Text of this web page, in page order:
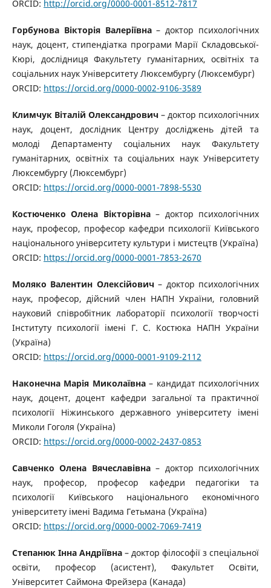
ORCID: http://orcid.org/0000-0001-8512-7817
Горбунова Вікторія Валеріївна– доктор психологічних
наук, доцент, стипендіатка програми Марії Складовської-
Кюрі, дослідниця Факультету гуманітарних, освітніх та
соціальних наук Університету Люксембургу (Люксембург)
ORCID: https://orcid.org/0000-0002-9106-3589
Климчук Віталій Олександрович – доктор психологічних
наук, доцент, дослідник Центру досліджень дітей та
молоді Департаменту соціальних наук Факультету
гуманітарних, освітніх та соціальних наук Університету
Люксембургу (Люксембург)
ORCID: https://orcid.org/0000-0001-7898-5530
Костюченко Олена Вікторівна– доктор психологічних
наук, професор, професор кафедри психології Київського
національного університету культури і мистецтв (Україна)
ORCID: https://orcid.org/0000-0001-7853-2670
Моляко Валентин Олексійович – доктор психологічних
наук, професор, дійсний член НАПН України, головний
науковий співробітник лабораторії психології творчості
Інституту психології імені Г. С. Костюка НАПН України
(Україна)
ORCID: https://orcid.org/0000-0001-9109-2112
Наконечна Марія Миколаївна– кандидат психологічних
наук, доцент, доцент кафедри загальної та практичної
психології Ніжинського державного університету імені
Миколи Гоголя (Україна)
ORCID: https://orcid.org/0000-0002-2437-0853
Савченко Олена Вячеславівна– доктор психологічних
наук, професор, професор кафедри педагогіки та
психології Київського національного економічного
університету імені Вадима Гетьмана (Україна)
ORCID: https://orcid.org/0000-0002-7069-7419
Степанюк Інна Андріївна – доктор філософії з спеціальної
освіти, професор (асистент), Факультет Освіти,
Університет Саймона Фрейзера (Канада)